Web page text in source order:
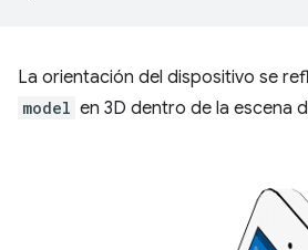
La orientación del dispositivo se
model en 3D dentro de la escena